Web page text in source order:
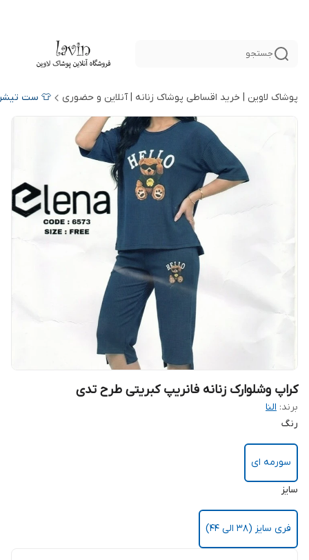
جستجو
پوشاک لاوین | خرید اقساطی پوشاک زنانه | آنلاین و حضوری 👕 ست
کراپ وشلوارک زنانه فانریپ کبریتی طرح تدی
برند: النا
رنگ
سورمه ای
سایز
فری سایز (38 الی 44)